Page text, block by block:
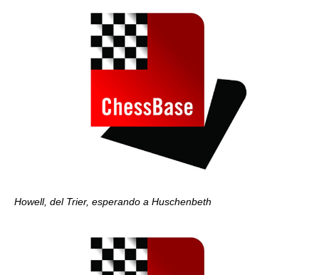
Howell, del Trier, esperando a Huschenbeth